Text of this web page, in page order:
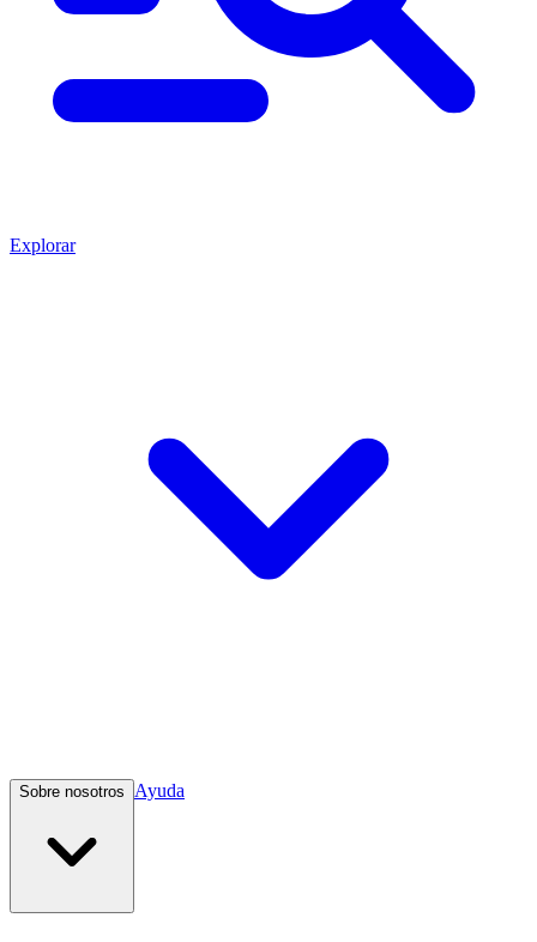
Explorar
Sobre nosotros Ayuda